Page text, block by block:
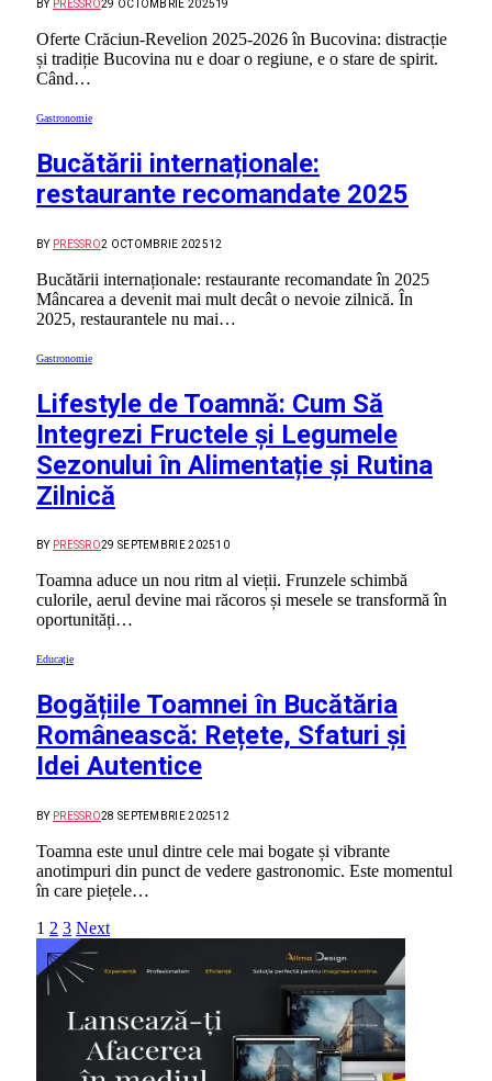
BY PRESSRO29 OCTOMBRIE 202519
Oferte Crăciun-Revelion 2025-2026 în Bucovina: distracție
și tradiție Bucovina nu e doar o regiune, e o stare de spirit.
Când…
Gastronomie
Bucătării internaționale:
restaurante recomandate 2025
BY PRESSRO2 OCTOMBRIE 202512
Bucătării internaționale: restaurante recomandate în 2025
Mâncarea a devenit mai mult decât o nevoie zilnică. În
2025, restaurantele nu mai…
Gastronomie
Lifestyle de Toamnă: Cum Să
Integrezi Fructele și Legumele
Sezonului în Alimentație și Rutina
Zilnică
BY PRESSRO29 SEPTEMBRIE 202510
Toamna aduce un nou ritm al vieții. Frunzele schimbă
culorile, aerul devine mai răcoros și mesele se transformă în
oportunități…
Educație
Bogățiile Toamnei în Bucătăria
Românească: Rețete, Sfaturi și
Idei Autentice
BY PRESSRO28 SEPTEMBRIE 202512
Toamna este unul dintre cele mai bogate și vibrante
anotimpuri din punct de vedere gastronomic. Este momentul
în care piețele…
1 2 3 Next